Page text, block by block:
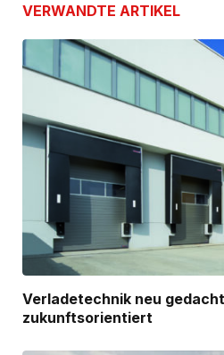
VERWANDTE ARTIKEL
Verladetechnik neu
zukunftsorientiert